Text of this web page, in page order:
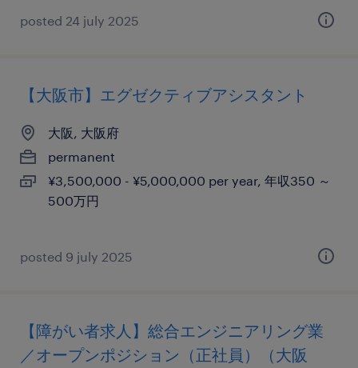
posted 24 july 2025
【大阪市】エグゼクティブアシスタント
大阪, 大阪府
permanent
¥3,500,000 - ¥5,000,000 per year, 年収350 ～
500万円
posted 9 july 2025
【障がい者求人】総合エンジニアリング業
／オープンポジション（正社員）（大阪